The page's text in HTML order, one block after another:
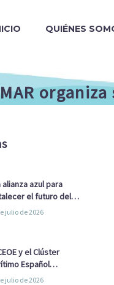
QUIÉNES
alianza azul para
el futuro del
marítimo
julio de 2026
y el Clúster
Español
su alianza para
julio de 2026